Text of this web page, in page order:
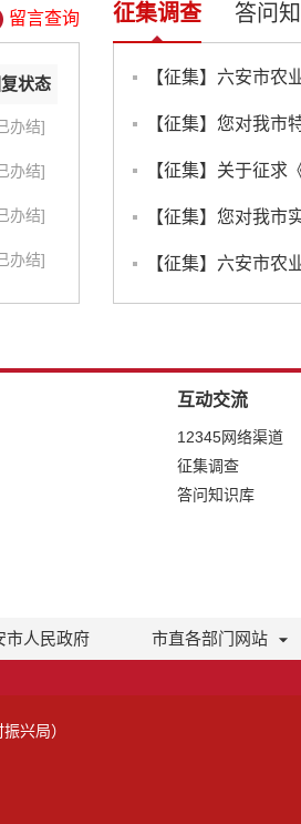
留言查询
复状态
办结]
办结]
办结]
办结]
征集调查 答问
【征集】您对我市
互动交流
12345网络渠道
征集调查
答问知识库
市人民政府 市直各部门网站
兴局）